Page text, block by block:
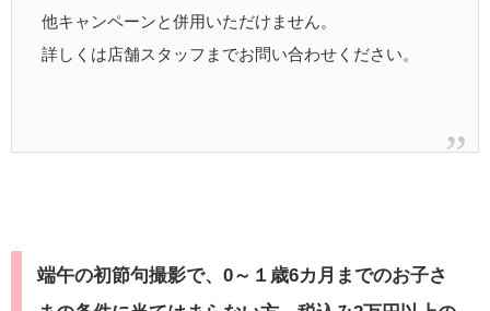
他キャンペーンと併用いただけません。
詳しくは店舗スタッフまでお問い合わせください。
端午の初節句撮影で、0～１歳6カ月までのお子さ